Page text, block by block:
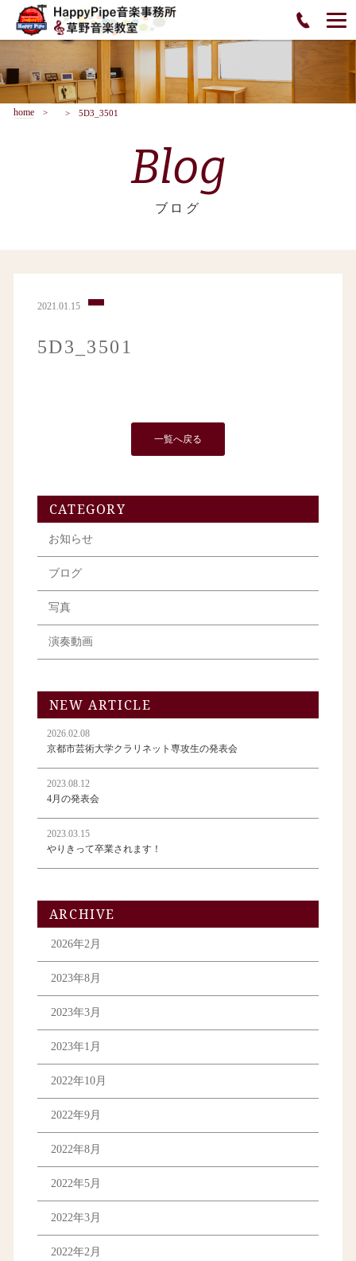
home 5D3_3501
Blog
ブログ
2021.01.15
5D3_3501
一覧へ戻る
CATEGORY
お知らせ
ブログ
写真
演奏動画
NEW ARTICLE
2026.02.08
京都市芸術大学クラリネット専攻生の発表会
2023.08.12
4月の発表会
2023.03.15
やりきって卒業されます！
ARCHIVE
2026年2月
2023年8月
2023年3月
2023年1月
2022年10月
2022年9月
2022年8月
2022年5月
2022年3月
2022年2月